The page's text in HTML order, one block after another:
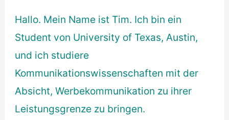
Hallo. Mein Name ist Tim. Ich bin ein
Student von University of Texas, Austin,
und ich studiere
Kommunikationswissenschaften mit der
Absicht, Werbekommunikation zu ihrer
Leistungsgrenze zu bringen.